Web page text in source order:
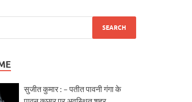
सुजीत कुमार : – पतीत पावनी गंगा के